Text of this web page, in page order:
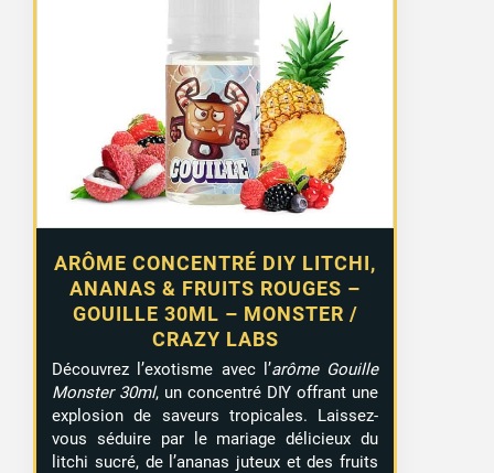
ARÔME CONCENTRÉ DIY LITCHI,
ANANAS & FRUITS ROUGES –
GOUILLE 30ML – MONSTER /
CRAZY LABS
Découvrez l’exotisme avec l’arôme Gouille
Monster 30ml, un concentré DIY offrant une
explosion de saveurs tropicales. Laissez-
vous séduire par le mariage délicieux du
litchi sucré, de l’ananas juteux et des fruits